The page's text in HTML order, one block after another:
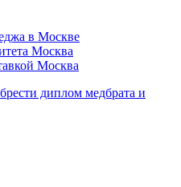
в Москве
Москва
Москва
диплом медбрата и